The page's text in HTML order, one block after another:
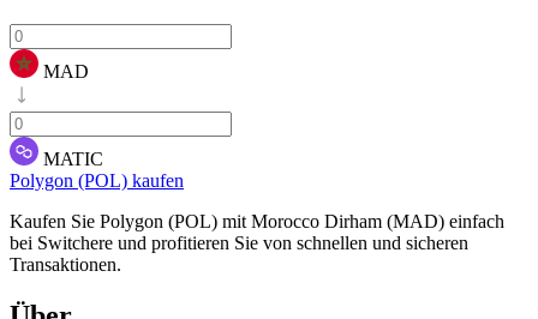
MAD
MATIC
Polygon (POL) kaufen
Kaufen Sie Polygon (POL) mit Morocco Dirham (MAD) einfach
bei Switchere und profitieren Sie von schnellen und sicheren
Transaktionen.